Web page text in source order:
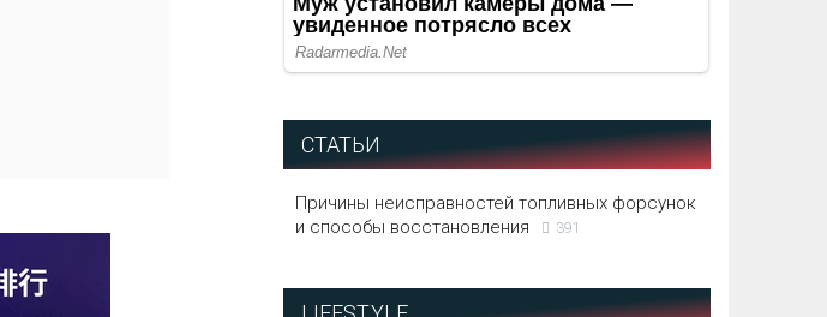
СТАТЬИ
Причины неисправностей топливных форсунок
и способы восстановления
391